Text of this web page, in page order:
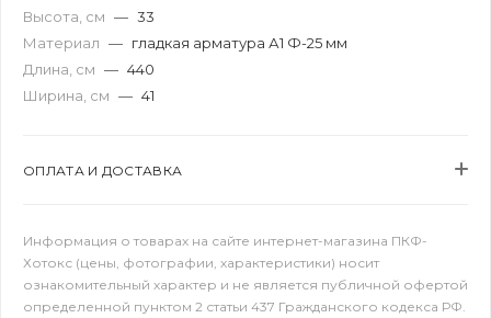
Высота, см — 33
Материал — гладкая арматура А1 Ф-25 мм
Длина, см — 440
Ширина, см — 41
ОПЛАТА И ДОСТАВКА
Информация о товарах на сайте интернет-магазина ПКФ-
Хотокс (цены, фотографии, характеристики) носит
ознакомительный характер и не является публичной офертой
определенной пунктом 2 статьи 437 Гражданского кодекса РФ.